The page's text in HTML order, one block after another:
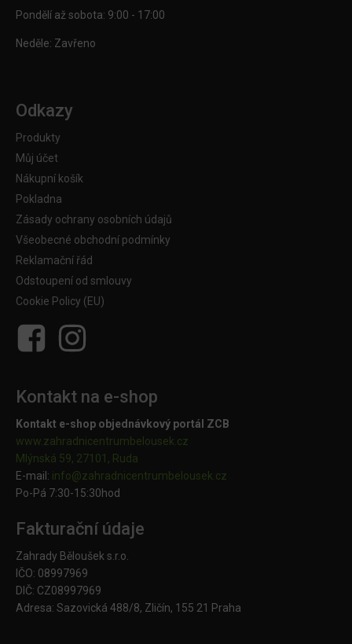
Pondělí až sobota: 9:00 - 17:00
Neděle: Zavřeno
Odkazy
Produkty
Můj účet
Nákupní košík
Pokladna
Zásady ochrany osobních údajů
Všeobecné obchodní podmínky
Reklamační řád
Odstoupení od smlouvy
Cookie Policy (EU)
Kontakt na e-shop
Kontakt e-shop objednávkový portál ZCB
www.zahradnicentrumbelousek.cz
Mlýnská 59, 27101, Ruda
E-mail: info@zahradnicentrumbelousek.cz
Po-Pá 7:30-15:30hod
Fakturační údaje
Zahrady Běloušek s.r.o.
IČO: 08997969
DIČ: CZ08997969
Adresa: Sazovická 488/8, Zličín, 155 21 Praha